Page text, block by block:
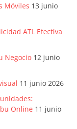
Móviles 13 junio
ATL Efectiva
Negocio 12 junio
11 junio 2026
Online 11 junio